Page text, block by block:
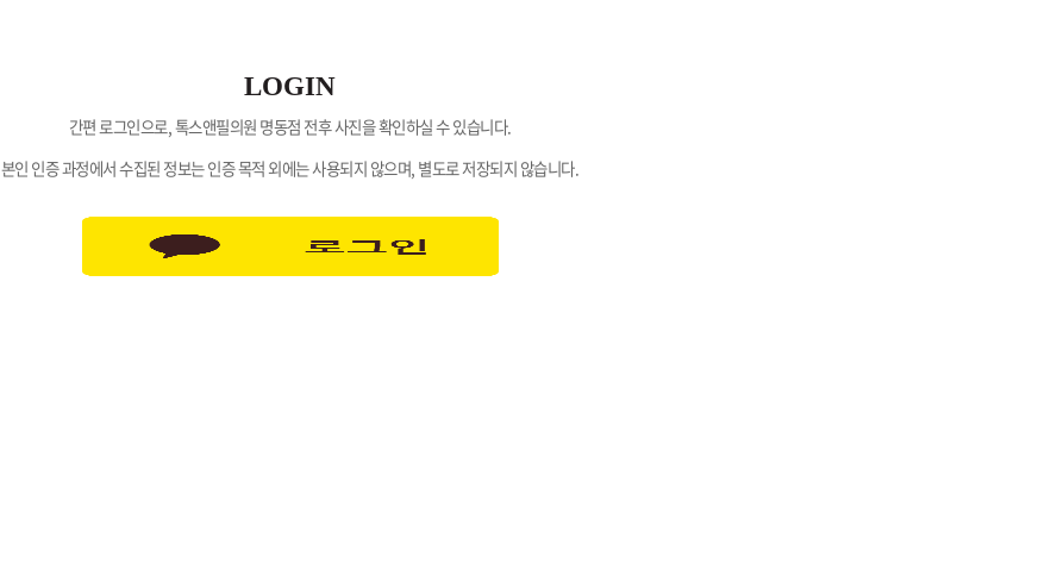
LOGIN
간편 로그인으로, 톡스앤필의원 명동점 전후 사진을 확인하실 수 있습니다.
본인 인증 과정에서 수집된 정보는 인증 목적 외에는 사용되지 않으며, 별도로 저장되지 않습니다.